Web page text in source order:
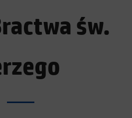
św.